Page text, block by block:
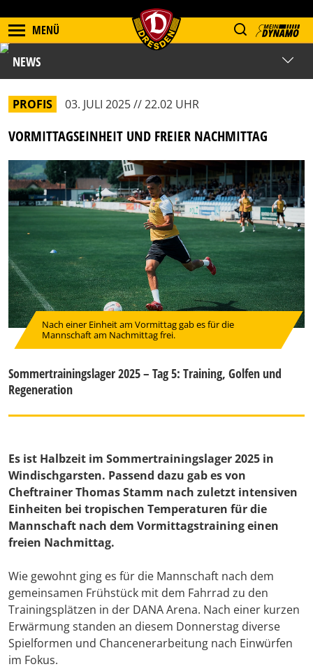
MENÜ
NEWS
PROFIS 03. JULI 2025 // 22.02 UHR
VORMITTAGSEINHEIT UND FREIER NACHMITTAG
Nach einer Einheit am Vormittag gab es für die
Mannschaft am Nachmittag frei.
Sommertrainingslager 2025 – Tag 5: Training, Golfen und
Regeneration
Es ist Halbzeit im Sommertrainingslager 2025 in
Windischgarsten. Passend dazu gab es von
Cheftrainer Thomas Stamm nach zuletzt intensiven
Einheiten bei tropischen Temperaturen für die
Mannschaft nach dem Vormittagstraining einen
freien Nachmittag.
Wie gewohnt ging es für die Mannschaft nach dem
gemeinsamen Frühstück mit dem Fahrrad zu den
Trainingsplätzen in der DANA Arena. Nach einer kurzen
Erwärmung standen an diesem Donnerstag diverse
Spielformen und Chancenerarbeitung nach Einwürfen
im Fokus.